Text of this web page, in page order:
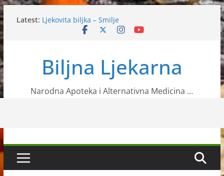
Skip
to
content
Latest: Ljekovita biljka – Smilje
Jabučni ocat koristi i kod skidanja viška kilograma
Matični mliječ
Biljna Ljekarna
Narodna Apoteka i Alternativna Medicina …